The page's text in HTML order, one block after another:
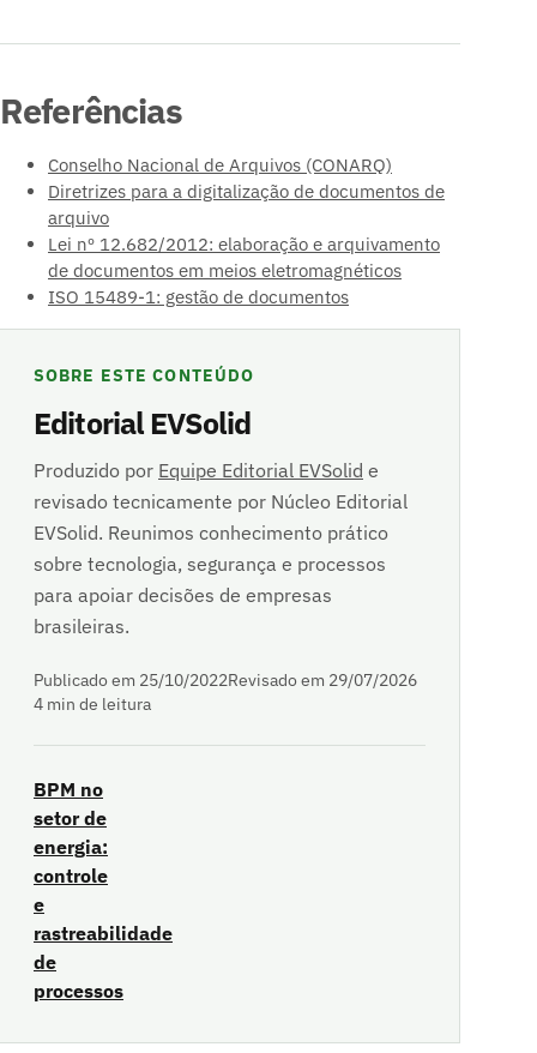
Referências
Conselho Nacional de Arquivos (CONARQ)
Diretrizes para a digitalização de documentos de
arquivo
Lei nº 12.682/2012: elaboração e arquivamento
de documentos em meios eletromagnéticos
ISO 15489-1: gestão de documentos
SOBRE ESTE CONTEÚDO
Editorial EVSolid
Produzido por Equipe Editorial EVSolid e
revisado tecnicamente por Núcleo Editorial
EVSolid. Reunimos conhecimento prático
sobre tecnologia, segurança e processos
para apoiar decisões de empresas
brasileiras.
Publicado em 25/10/2022Revisado em 29/07/2026
4 min de leitura
BPM no
setor de
energia:
controle
e
rastreabilidade
de
processos